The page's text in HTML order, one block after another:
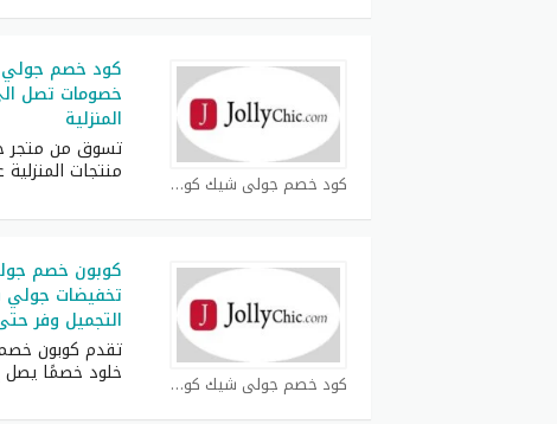
كود خصم جولي شيك كوبون
كود خصم جولي
المنزلية
تسوق من متجر
منتجات المنزلية
كود خصم جولي شيك كوبون
كوبون خصم
تخفيضات
التجميل وفر حتى
تقدم كوبون
خلود خصمًا يصل